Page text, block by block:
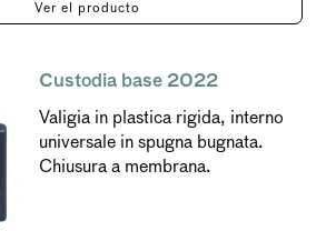
Ver el producto
Custodia base 2022
Valigia in plastica rigida, interno
universale in spugna bugnata.
Chiusura a membrana.